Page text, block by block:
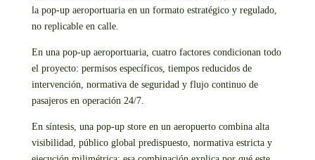
la pop-up aeroportuaria en un formato estratégico y regulado,
no replicable en calle.
En una pop-up aeroportuaria, cuatro factores condicionan todo
el proyecto: permisos específicos, tiempos reducidos de
intervención, normativa de seguridad y flujo continuo de
pasajeros en operación 24/7.
En síntesis, una pop-up store en un aeropuerto combina alta
visibilidad, público global predispuesto, normativa estricta y